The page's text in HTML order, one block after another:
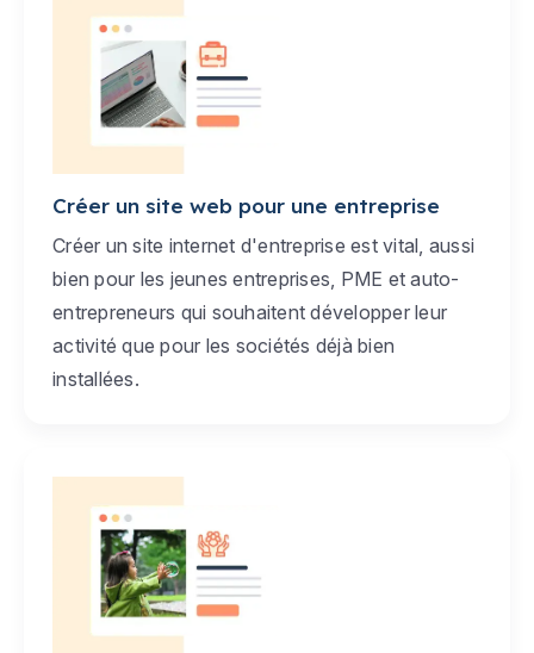
Créer un site web pour une entreprise
Créer un site internet d'entreprise est vital, aussi
bien pour les jeunes entreprises, PME et auto-
entrepreneurs qui souhaitent développer leur
activité que pour les sociétés déjà bien
installées.